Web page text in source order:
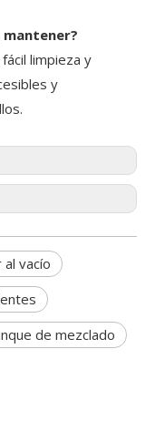
limpieza y
y
vacío
de mezclado